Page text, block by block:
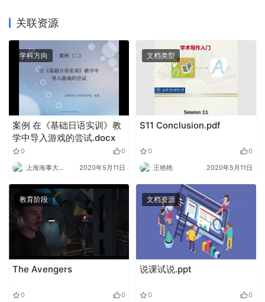
关联资源
学科方向
案例 在《基础日语实训》教
学中导入游戏的尝试.docx
0 0
上海海事大学外语 2020年5月11日
文档类型
S11 Conclusion.pdf
0 0
王艳艳 2020年5月11日
教育阶段
The Avengers
0 0
文档资源
说课试说.ppt
0 0